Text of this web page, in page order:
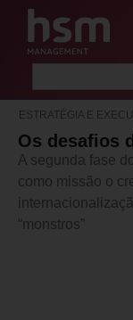
ESTRATÉGIA E
Os desafios
A segunda fase
como missão o
“monstros”